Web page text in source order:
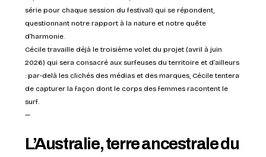
série pour chaque session du festival) qui se répondent,
questionnant notre rapport à la nature et notre quête
d’harmonie.
Cécile travaille déjà le troisième volet du projet (avril à juin
2026) qui sera consacré aux surfeuses du territoire et d’ailleurs
: par-delà les clichés des médias et des marques, Cécile tentera
de capturer la façon dont le corps des femmes racontent le
surf.
—
L’Australie, terre ancestrale du